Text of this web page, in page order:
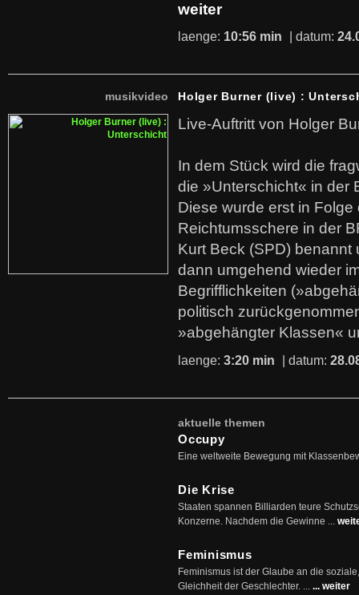
weiter
laenge: 10:56 min | datum:
musikvideo Holger Burner (live) :
Live-Auftritt von Holger
In dem Stück wird die
die »Unterschicht« in der
Diese wurde erst in
Reichtumsschere in der
Kurt Beck (SPD)
dann umgehend wieder
Begrifflichkeiten
politisch
»abgehängter Klassen«
laenge: 3:20 min | datum:
aktuelle themen
Occupy
Eine weltweite Bewegung mit
Die Krise
Staaten spannen Billiarden teure
Konzerne. Nachdem die Gewinne ...
Feminismus
Feminismus ist der Glaube an die
Gleichheit der Geschlechter. ... ... weiter